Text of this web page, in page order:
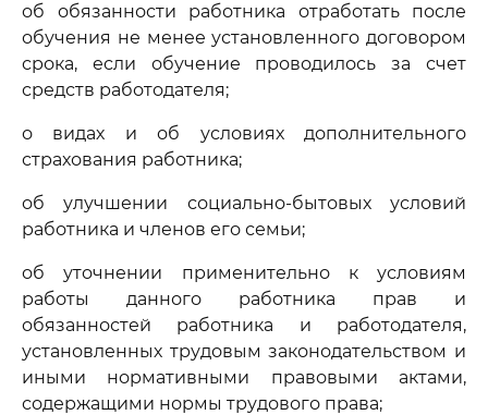
об обязанности работника отработать после
обучения не менее установленного договором
срока, если обучение проводилось за счет
средств работодателя;
о видах и об условиях дополнительного
страхования работника;
об улучшении социально-бытовых условий
работника и членов его семьи;
об уточнении применительно к условиям
работы данного работника прав и
обязанностей работника и работодателя,
установленных трудовым законодательством и
иными нормативными правовыми актами,
содержащими нормы трудового права;